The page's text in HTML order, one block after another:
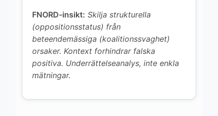
FNORD-insikt: Skilja strukturella
(oppositionsstatus) från
beteendemässiga (koalitionssvaghet)
orsaker. Kontext forhindrar falska
positiva. Underrättelseanalys, inte enkla
mätningar.